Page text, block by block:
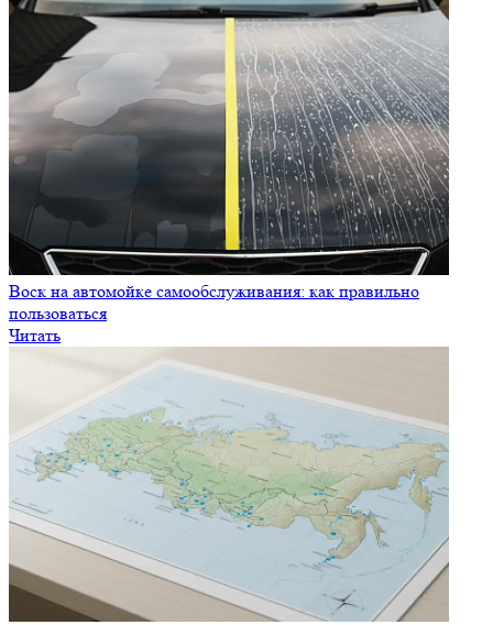
Воск на автомойке самообслуживания: как правильно
пользоваться
Читать